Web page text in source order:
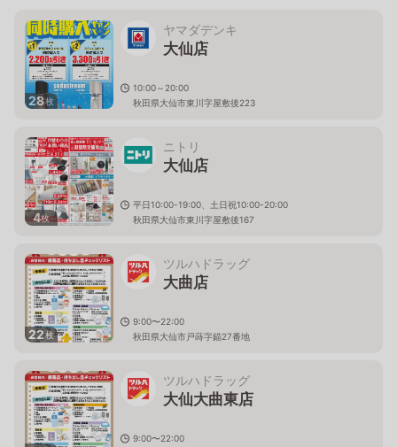
28枚
ヤマダデンキ
大仙店
10:00～20:00
秋田県大仙市東川字屋敷後223
4枚
ニトリ
大仙店
平日10:00-19:00、土日祝10:00-20:00
秋田県大仙市東川字屋敷後167
22枚
ツルハドラッグ
大曲店
9:00〜22:00
秋田県大仙市戸蒔字錨27番地
ツルハドラッグ
大仙大曲東店
9:00〜22:00